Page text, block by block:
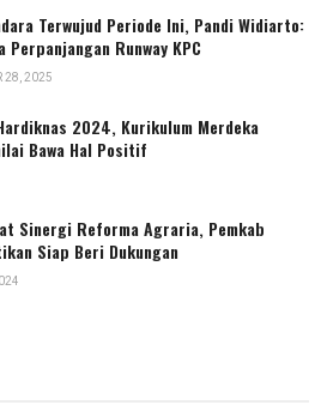
Terwujud Periode Ini, Pandi Widiarto:
Perpanjangan Runway KPC
28, 2025
2024, Kurikulum Merdeka
Bawa Hal Positif
Sinergi Reforma Agraria, Pemkab
Siap Beri Dukungan